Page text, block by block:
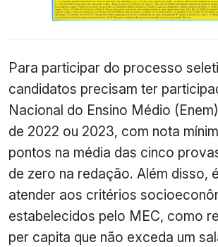
Para participar do processo
candidatos precisam ter
Nacional do Ensino Médio
de 2022 ou 2023, com nota
pontos na média das cinco
de zero na redação. Além disso,
atender aos critérios
estabelecidos pelo MEC, como
per capita que não exceda um